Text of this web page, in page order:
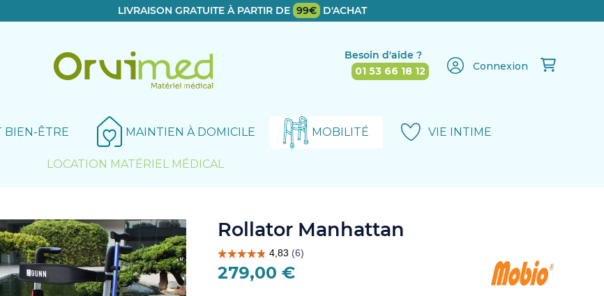
LIVRAISON GRATUITE À PARTIR DE 99€ D'ACHAT
Besoin d'aide ?
01 53 66 18 12
Connexion
BIEN-ÊTRE MAINTIEN À DOMICILE MOBILITÉ VIE INTIME
LOCATION MATÉRIEL MÉDICAL
Rollator Manhattan
279,00 €